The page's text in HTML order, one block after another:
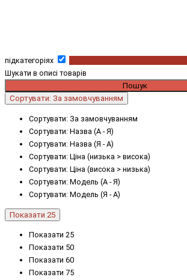
підкатегоріях
Шукати в описі товарів
Сортувати: За замовчуванням
Сортувати: За замовчуванням
Сортувати: Назва (А - Я)
Сортувати: Назва (Я - А)
Сортувати: Ціна (низька > висока)
Сортувати: Ціна (висока > низька)
Сортувати: Модель (А - Я)
Сортувати: Модель (Я - А)
Показати 25
Показати 25
Показати 50
Показати 60
Показати 75